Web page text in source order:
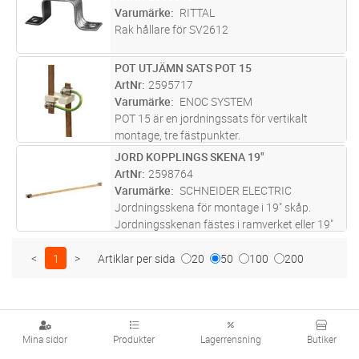
Mina sidor Produkter Lagerrensning Butiker
hörnstolpen på F1, S1 eller F3, eller på
sida ...läs mer
Varumärke
RITTAL
Rak hållare för SV2612
ST Lägg i kundvagn
POT UTJÄMN SATS POT 15
ArtNr 2595717
Varumärke
ENOC SYSTEM
POT 15 är en jordningssats för vertikalt
montage, tre fästpunkter.
ST Lägg i kundvagn
JORD KOPPLINGS SKENA 19"
ArtNr 2598764
Varumärke
SCHNEIDER ELECTRIC
Jordningsskena för montage i 19" skåp.
Jordningsskenan fästes i ramverket eller 19"
mm kabelskor till paneler och gemensam
< 1 > Artiklar per sida 20 50 100 200